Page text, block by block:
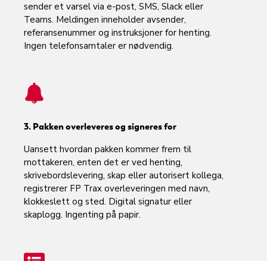
sender et varsel via e-post, SMS, Slack eller
Teams. Meldingen inneholder avsender,
referansenummer og instruksjoner for henting.
Ingen telefonsamtaler er nødvendig.
3. Pakken overleveres og signeres for
Uansett hvordan pakken kommer frem til
mottakeren, enten det er ved henting,
skrivebordslevering, skap eller autorisert kollega,
registrerer FP Trax overleveringen med navn,
klokkeslett og sted. Digital signatur eller
skaplogg. Ingenting på papir.